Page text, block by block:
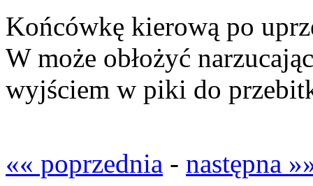
Końcówkę kierową po
W może obłożyć
wyjściem w piki do
«« poprzednia - następna